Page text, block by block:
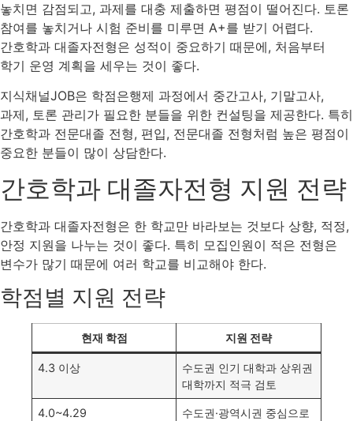
놓치면 감점되고, 과제를 대충 제출하면 평점이 떨어진다. 토론
참여를 놓치거나 시험 준비를 미루면 A+를 받기 어렵다.
간호학과 대졸자전형은 성적이 중요하기 때문에, 처음부터
학기 운영 계획을 세우는 것이 좋다.
지식채널JOB은 학점은행제 과정에서 중간고사, 기말고사,
과제, 토론 관리가 필요한 분들을 위한 컨설팅을 제공한다. 특히
간호학과 전문대졸 전형, 편입, 전문대졸 전형처럼 높은 평점이
중요한 분들이 많이 상담한다.
간호학과 대졸자전형 지원 전략
간호학과 대졸자전형은 한 학교만 바라보는 것보다 상향, 적정,
안정 지원을 나누는 것이 좋다. 특히 모집인원이 적은 전형은
변수가 많기 때문에 여러 학교를 비교해야 한다.
학점별 지원 전략
현재 학점 지원 전략
4.3 이상
수도권 인기 대학과 상위권
대학까지 적극 검토
4.0~4.29
수도권·광역시권 중심으로